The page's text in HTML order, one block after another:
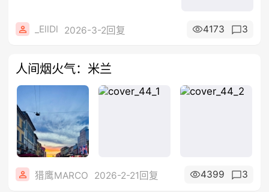
_EllDl 2026-3-2回复 4173 3
人间烟火气：米兰
猎鹰MARCO 2026-2-21回复 4399 3